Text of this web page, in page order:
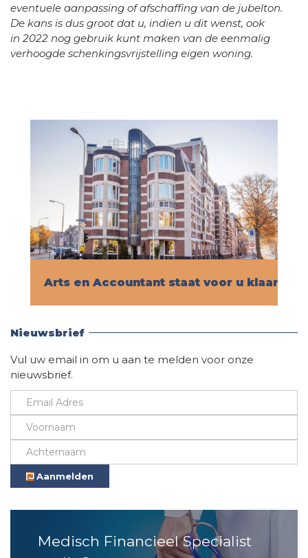
eventuele aanpassing of afschaffing van de jubelton.
De kans is dus groot dat u, indien u dit wenst, ook
in 2022 nog gebruik kunt maken van de eenmalig
verhoogde schenkingsvrijstelling eigen woning.
Arts en Accountant staat voor u klaar!
Nieuwsbrief
Vul uw email in om u aan te melden voor onze
nieuwsbrief.
Aanmelden
Medisch Financieel Specialist